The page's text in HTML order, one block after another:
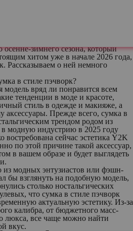
поводом для ее приобретения
вишлист. А в том случае, если вы
с тем, какую модель и какой
в качестве нового аксессуара
рассмотреть один из самых
осенне-зимнего сезона, который
хитом уже в начале 2026 года,
Рассказываем о ней немного
в стиле пэчворк?
модель вряд ли понравится всем
тенденции в моде и красоте,
стиль в одежде и макияже, а
аксессуары. Прежде всего, сумка в
трендом родом из
модную индустрию в 2025 году
востребована сейчас эстетика Y2K
по этой причине такой аксессуар,
в вашем образе и будет выглядеть
модных энтузиастов или фэшн-
бы взглянуть на подобную модель,
столько ностальгических
что сумка в стиле пэчворк
актуальную эстетику. Из-за
калибра, от бюджетного масс-
люкса, все чаще можно найти
вкус.